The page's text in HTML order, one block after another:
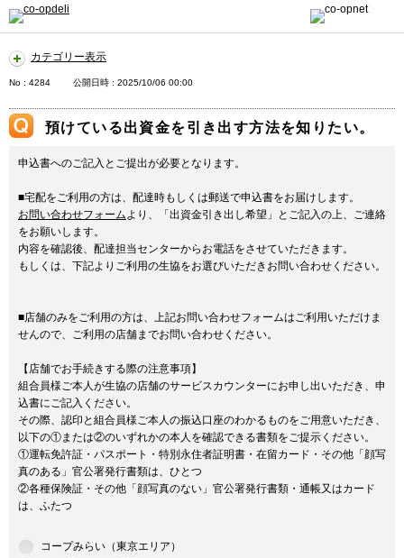
カテゴリー表示
No : 4284 公開日時 : 2025/10/06 00:00
預けている出資金を引き出す方法を知りたい。
申込書へのご記入とご提出が必要となります。
■宅配をご利用の方は、配達時もしくは郵送で申込書をお届けします。
お問い合わせフォームより、「出資金引き出し希望」とご記入の上、ご連絡
をお願いします。
内容を確認後、配達担当センターからお電話をさせていただきます。
もしくは、下記よりご利用の生協をお選びいただきお問い合わせください。
■店舗のみをご利用の方は、上記お問い合わせフォームはご利用いただけま
せんので、ご利用の店舗までお問い合わせください。
【店舗でお手続きする際の注意事項】
組合員様ご本人が生協の店舗のサービスカウンターにお申し出いただき、申
込書にご記入ください。
その際、認印と組合員様ご本人の振込口座のわかるものをご用意いただき、
以下の①または②のいずれかの本人を確認できる書類をご提示ください。
①運転免許証・パスポート・特別永住者証明書・在留カード・その他「顔写
真のある」官公署発行書類は、ひとつ
②各種保険証・その他「顔写真のない」官公署発行書類・通帳又はカード
は、ふたつ
コープみらい（東京エリア）